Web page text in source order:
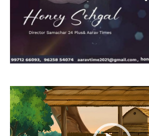
Video
Player